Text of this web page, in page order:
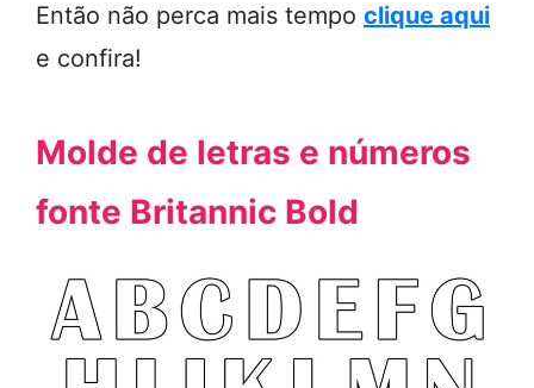
Então não perca mais tempo clique aqui
e confira!
Molde de letras e números
fonte Britannic Bold